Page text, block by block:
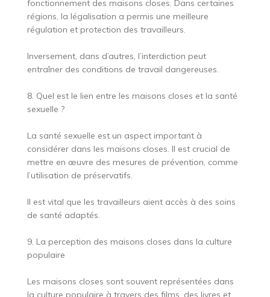
fonctionnement des maisons closes. Dans certaines
régions, la légalisation a permis une meilleure
régulation et protection des travailleurs.
Inversement, dans d’autres, l’interdiction peut
entraîner des conditions de travail dangereuses.
8. Quel est le lien entre les maisons closes et la santé
sexuelle ?
La santé sexuelle est un aspect important à
considérer dans les maisons closes. Il est crucial de
mettre en œuvre des mesures de prévention, comme
l’utilisation de préservatifs.
Il est vital que les travailleurs aient accès à des soins
de santé adaptés.
9. La perception des maisons closes dans la culture
populaire
Les maisons closes sont souvent représentées dans
la culture populaire à travers des films, des livres et